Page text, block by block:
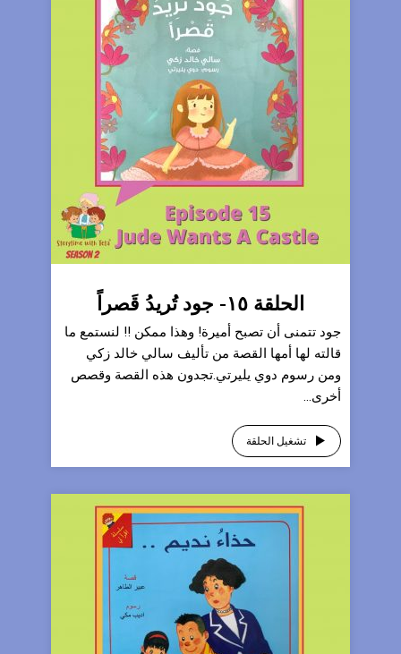
الحلقة ١٥- جود تُريدُ قَصراً
جود تتمنى أن تصبح أميرة! وهذا ممكن !! لنستمع ما
قالته لها أمها القصة من تأليف سالي خالد زكي
ومن رسوم دوي يليرتي.تجدون هذه القصة وقصص
أخرى...
تشغيل الحلقة